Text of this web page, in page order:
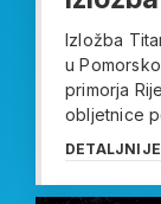
Izložba
u
primorja
obljetnice
DETALJNIJE